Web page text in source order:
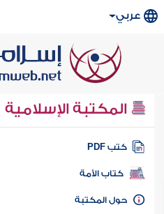
عربي
المكتبة الإسلامية
كتب PDF
كتاب الأمة